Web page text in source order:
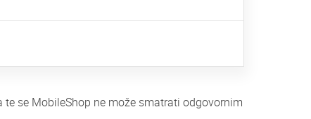
se MobileShop ne može smatrati odgovornim